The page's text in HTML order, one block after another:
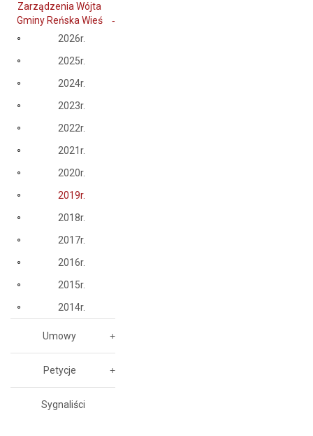
Zarządzenia Wójta
Gminy Reńska Wieś
2026r.
2025r.
2024r.
2023r.
2022r.
2021r.
2020r.
2019r.
2018r.
2017r.
2016r.
2015r.
2014r.
Umowy
Petycje
Sygnaliści